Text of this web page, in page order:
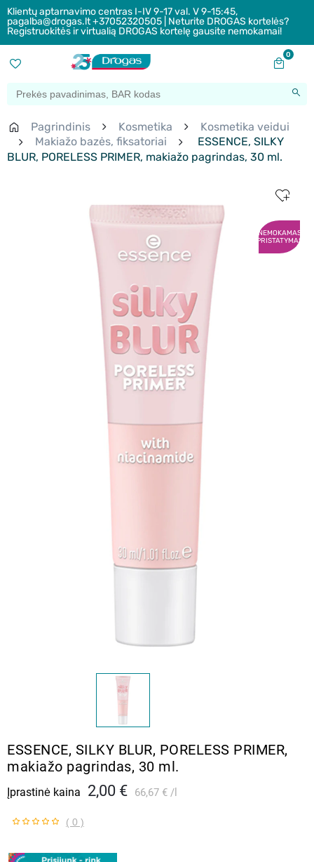
Klientų aptarnavimo centras I-IV 9-17 val. V 9-15:45,
pagalba@drogas.lt +37052320505 | Neturite DROGAS kortelės?
Registruokitės ir virtualią DROGAS kortelę gausite nemokamai!
0
Pagrindinis Kosmetika
Kosmetika veidui
Makiažo bazės, fiksatoriai
ESSENCE, SILKY
BLUR, PORELESS PRIMER, makiažo pagrindas, 30 ml.
NEMOKAMAS
PRISTATYMAS
ESSENCE, SILKY BLUR, PORELESS PRIMER,
makiažo pagrindas, 30 ml.
Įprastinė kaina 2,00 € 66,67 €
( 0 )